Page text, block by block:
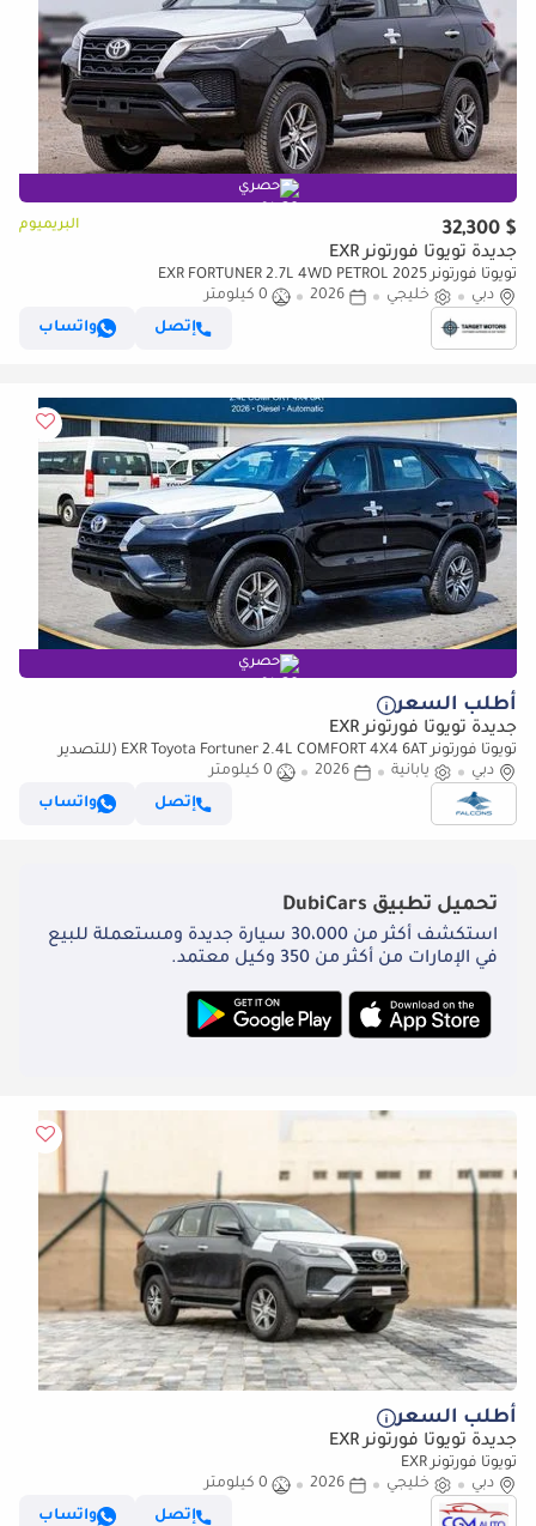
حصري
$ 32,300 البريميوم
جديدة تويوتا فورتونر EXR
تويوتا فورتونر EXR FORTUNER 2.7L 4WD PETROL 2025
دبي
خليجي 2026
0 كيلومتر
إتصل
واتساب
حصري
أطلب السعر
جديدة تويوتا فورتونر EXR
تويوتا فورتونر EXR Toyota Fortuner 2.4L COMFORT 4X4 6AT (للتصدير
فقط)
دبي يابانية 2026
0 كيلومتر
إتصل
واتساب
تحميل تطبيق DubiCars
استكشف أكثر من 30،000 سيارة جديدة ومستعملة للبيع
في الإمارات من أكثر من 350 وكيل معتمد.
أطلب السعر
جديدة تويوتا فورتونر EXR
تويوتا فورتونر EXR
دبي
خليجي 2026
0 كيلومتر
إتصل
واتساب